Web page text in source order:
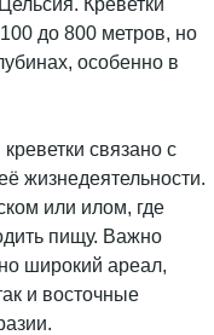
Креветки
до 800 метров, но
особенно в
связано с
жизнедеятельности.
или илом, где
пищу. Важно
широкий ареал,
и восточные